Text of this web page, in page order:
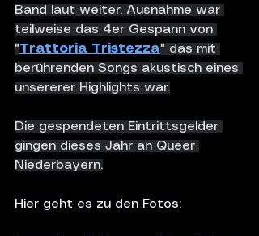
Band laut weiter. Ausnahme war
teilweise das 4er Gespann von
"Trattoria Tristezza" das mit
berührenden Songs akustisch eines
unsererer Highlights war.
Die gespendeten Eintrittsgelder
gingen dieses Jahr an Queer
Niederbayern.
Hier geht es zu den Fotos: